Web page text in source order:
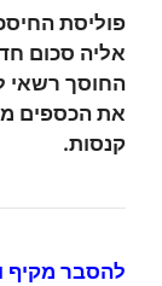
פוליסת
אליה סכום
החוסך רשאי
את הכספים
קנסות.
להסבר מקיף